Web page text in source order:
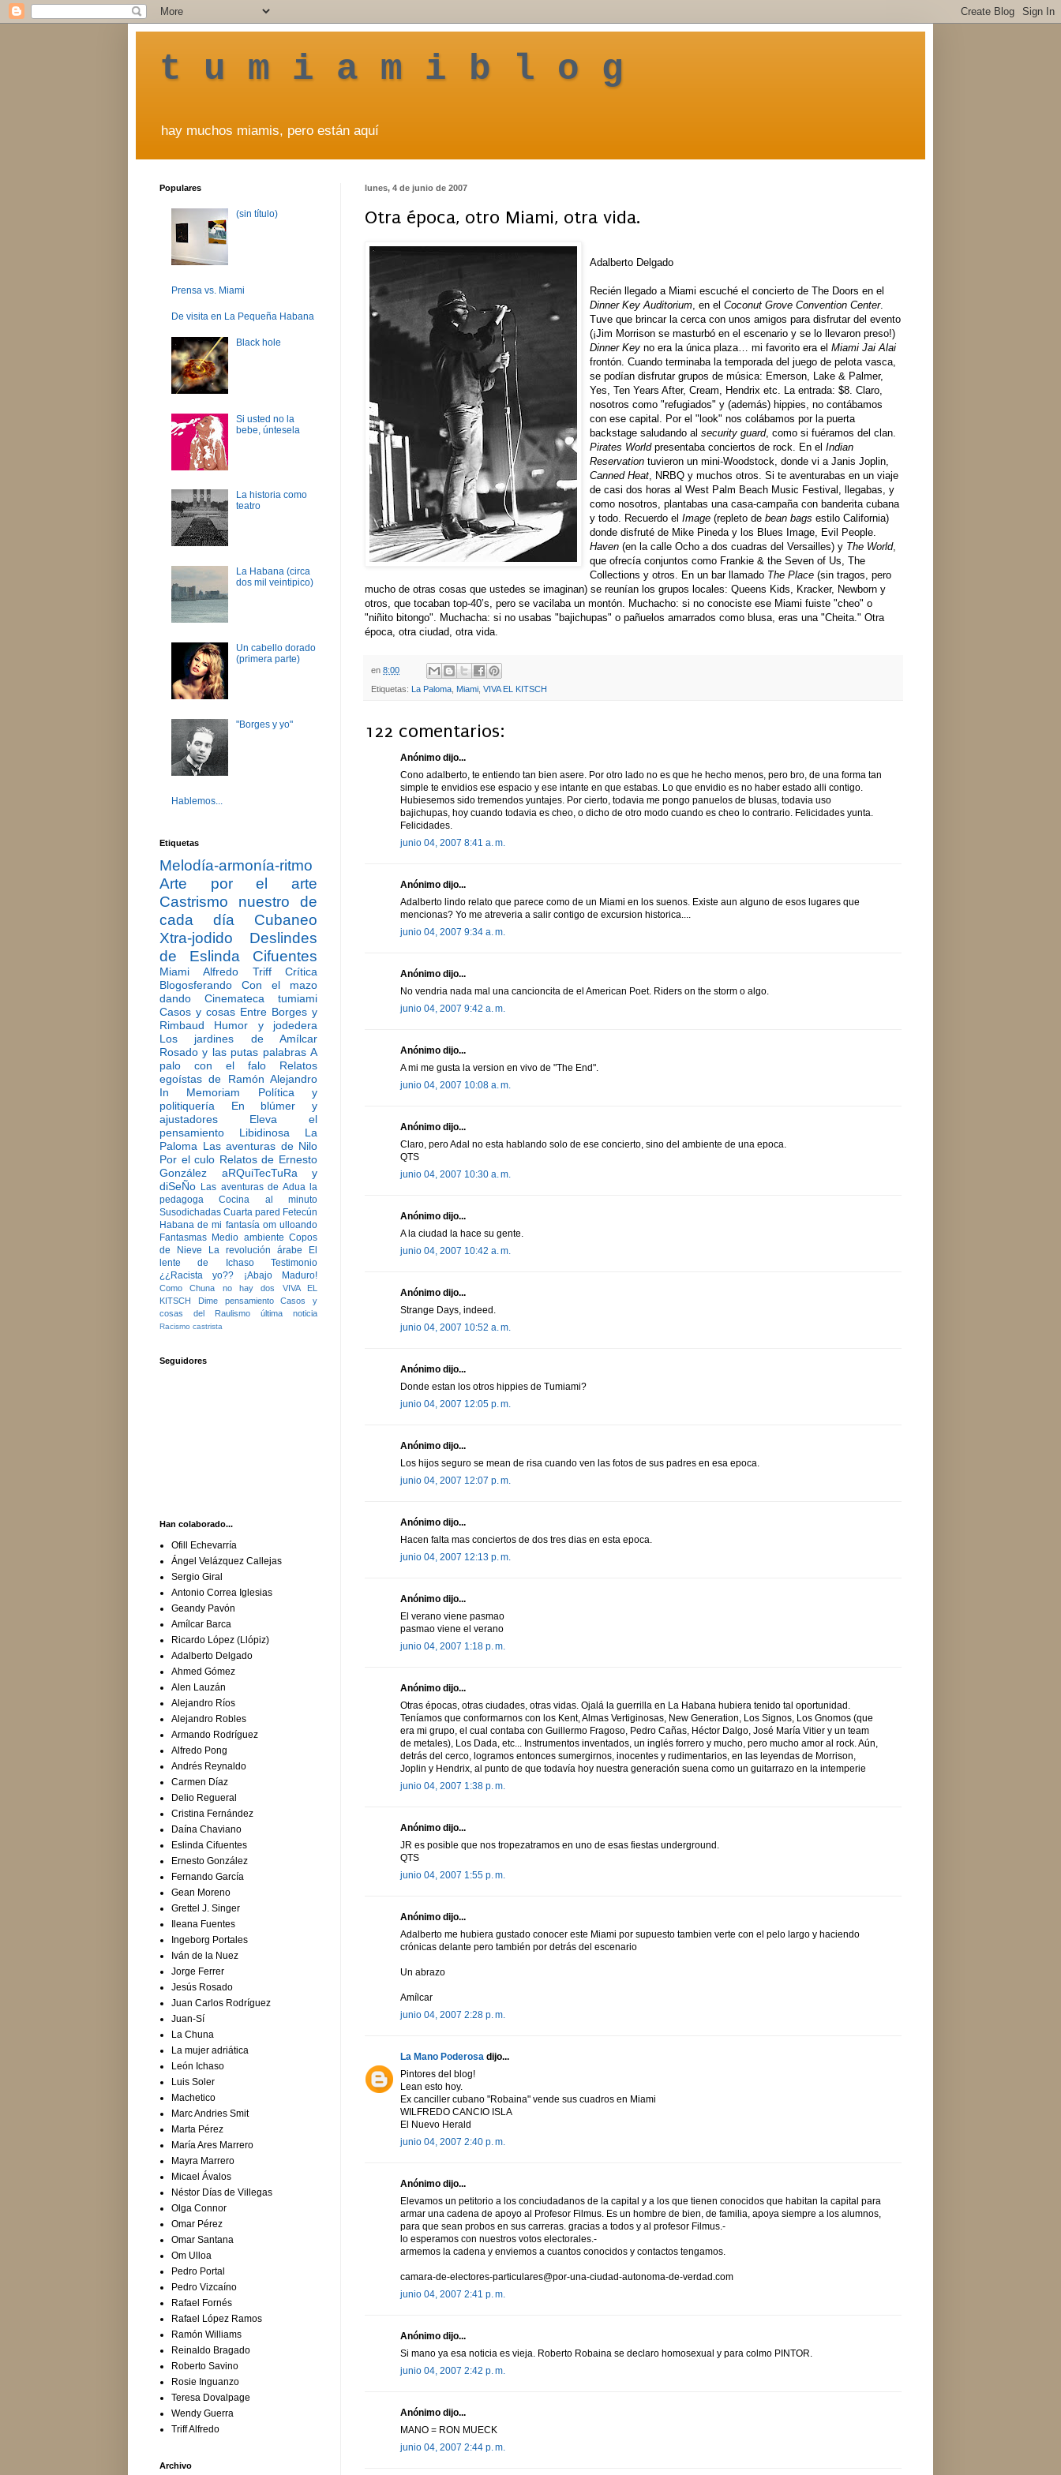
t u m i a m i b l o g
hay muchos miamis, pero están aquí
lunes, 4 de junio de 2007
Otra época, otro Miami, otra vida.
Adalberto Delgado
Recién llegado a Miami escuché el concierto de The Doors en el
Dinner Key Auditorium , en el Coconut Grove Convention Center.
Tuve que brincar la cerca con unos amigos para disfrutar del evento
(¡Jim Morrison se masturbó en el escenario y se lo llevaron preso!)
Dinner Key no era la única plaza… mi favorito era el Miami Jai Alai
frontón. Cuando terminaba la temporada del juego de pelota vasca,
se podían disfrutar grupos de música: Emerson, Lake & Palmer,
Yes, Ten Years After, Cream, Hendrix etc. La entrada: $8. Claro,
nosotros como "refugiados" y (además) hippies, no contábamos
con ese capital. Por el "look" nos colábamos por la puerta
backstage saludando al security guard, como si fuéramos del clan.
Pirates Worldpresentaba conciertos de rock. En el Indian
Reservation tuvieron un mini-Woodstock, donde vi a Janis Joplin,
Canned Heat , NRBQ y muchos otros. Si te aventurabas en un viaje
de casi dos horas al West Palm Beach Music Festival, llegabas, y
como nosotros, plantabas una casa-campaña con banderita cubana
y todo. Recuerdo el Image (repleto de bean bags estilo California)
donde disfruté de Mike Pineda y los Blues Image, Evil People.
Haven (en la calle Ocho a dos cuadras del Versailles) y The World,
que ofrecía conjuntos como Frankie & the Seven of Us, The
Collections y otros. En un bar llamado The Place (sin tragos, pero
mucho de otras cosas que ustedes se imaginan) se reunían los grupos locales: Queens Kids, Kracker, Newborn y
otros, que tocaban top-40’s, pero se vacilaba un montón. Muchacho: si no conociste ese Miami fuiste "cheo" o
"niñito bitongo". Muchacha: si no usabas "bajichupas" o pañuelos amarrados como blusa, eras una "Cheita." Otra
época, otra ciudad, otra vida.
en 8:00
Etiquetas: La Paloma Miami VIVA EL KITSCH
122 comentarios:
Anónimo dijo...
Cono adalberto, te entiendo tan bien asere. Por otro lado no es que he hecho menos, pero bro, de una forma tan
simple te envidios ese espacio y ese intante en que estabas. Lo que envidio es no haber estado alli contigo.
Hubiesemos sido tremendos yuntajes. Por cierto, todavia me pongo panuelos de blusas, todavia uso
bajichupas, hoy cuando todavia es cheo, o dicho de otro modo cuando es cheo lo contrario. Felicidades yunta.
Felicidades.
junio 04, 2007 8:41 a. m.
Anónimo dijo...
Adalberto lindo relato que parece como de un Miami en los suenos. Existe aun alguno de esos lugares que
mencionas? Yo me atreveria a salir contigo de excursion historica....
junio 04, 2007 9:34 a. m.
Anónimo dijo...
No vendria nada mal una cancioncita de el American Poet. Riders on the storm o algo.
junio 04, 2007 9:42 a. m.
Anónimo dijo...
A mi me gusta la version en vivo de "The End".
junio 04, 2007 10:08 a. m.
Anónimo dijo...
Claro, pero Adal no esta hablando solo de ese concierto, sino del ambiente de una epoca.
QTS
junio 04, 2007 10:30 a. m.
Anónimo dijo...
A la ciudad la hace su gente.
junio 04, 2007 10:42 a. m.
Anónimo dijo...
Strange Days, indeed.
junio 04, 2007 10:52 a. m.
Anónimo dijo...
Donde estan los otros hippies de Tumiami?
junio 04, 2007 12:05 p. m.
Anónimo dijo...
Los hijos seguro se mean de risa cuando ven las fotos de sus padres en esa epoca.
junio 04, 2007 12:07 p. m.
Anónimo dijo...
Hacen falta mas conciertos de dos tres dias en esta epoca.
junio 04, 2007 12:13 p. m.
Anónimo dijo...
El verano viene pasmao
pasmao viene el verano
junio 04, 2007 1:18 p. m.
Anónimo dijo...
Otras épocas, otras ciudades, otras vidas. Ojalá la guerrilla en La Habana hubiera tenido tal oportunidad.
Teníamos que conformarnos con los Kent, Almas Vertiginosas, New Generation, Los Signos, Los Gnomos (que
era mi grupo, el cual contaba con Guillermo Fragoso, Pedro Cañas, Héctor Dalgo, José María Vitier y un team
de metales), Los Dada, etc... Instrumentos inventados, un inglés forrero y mucho, pero mucho amor al rock. Aún,
detrás del cerco, logramos entonces sumergirnos, inocentes y rudimentarios, en las leyendas de Morrison,
Joplin y Hendrix, al punto de que todavía hoy nuestra generación suena como un guitarrazo en la intemperie
junio 04, 2007 1:38 p. m.
Anónimo dijo...
JR es posible que nos tropezatramos en uno de esas fiestas underground.
QTS
junio 04, 2007 1:55 p. m.
Anónimo dijo...
Adalberto me hubiera gustado conocer este Miami por supuesto tambien verte con el pelo largo y haciendo
crónicas delante pero también por detrás del escenario
Un abrazo
Amílcar
junio 04, 2007 2:28 p. m.
La Mano Poderosa dijo...
Pintores del blog!
Lean esto hoy.
Ex canciller cubano "Robaina" vende sus cuadros en Miami
WILFREDO CANCIO ISLA
El Nuevo Herald
junio 04, 2007 2:40 p. m.
Anónimo dijo...
Elevamos un petitorio a los conciudadanos de la capital y a los que tienen conocidos que habitan la capital para
armar una cadena de apoyo al Profesor Filmus. Es un hombre de bien, de familia, apoya siempre a los alumnos,
para que sean probos en sus carreras. gracias a todos y al profesor Filmus.-
lo esperamos con nuestros votos electorales.-
armemos la cadena y enviemos a cuantos conocidos y contactos tengamos.
camara-de-electores-particulares@por-una-ciudad-autonoma-de-verdad.com
junio 04, 2007 2:41 p. m.
Anónimo dijo...
Si mano ya esa noticia es vieja. Roberto Robaina se declaro homosexual y para colmo PINTOR.
junio 04, 2007 2:42 p. m.
Anónimo dijo...
MANO = RON MUECK
junio 04, 2007 2:44 p. m.
Populares
(sin título)
Prensa vs. Miami
De visita en La Pequeña Habana
Black hole
Si usted no la
bebe, úntesela
La historia como
teatro
La Habana (circa
dos mil veintipico)
Un cabello dorado
(primera parte)
"Borges y yo"
Hablemos...
Etiquetas
Melodía-armonía-ritmo
Arte por el arte
Castrismo nuestro de
cada día
Cubaneo
Xtra-jodido
Deslindes
de Eslinda Cifuentes
Miami Alfredo Triff
Crítica
Blogosferando
Con el mazo
dando
Cinemateca tumiami
Casos y cosas Entre Borges y
Rimbaud
Humor y jodedera
Los jardines de Amílcar
Rosado y las putas palabras A
palo con el falo
Relatos
egoístas de Ramón Alejandro
In Memoriam
Política y
politiquería
En blúmer y
ajustadores
Eleva el
pensamiento
Libidinosa
La
Paloma Las aventuras de Nilo
Por el culo Relatos de Ernesto
González
aRQuiTecTuRa y
diSeÑo Las aventuras de Adua la
pedagoga
Cocina al minuto
Susodichadas Cuarta pared Fetecún
Habana de mi fantasía om ulloando
Fantasmas Medio ambiente Copos
de Nieve
La revolución árabe
El
lente de Ichaso
Testimonio
¿¿Racista yo??
¡Abajo Maduro!
Como Chuna no hay dos
VIVA EL
KITSCH
Dime pensamiento
Casos y
cosas del Raulismo
última noticia
Racismo castrista
Seguidores
Han colaborado...
Ofill Echevarría
Ángel Velázquez Callejas
Sergio Giral
Antonio Correa Iglesias
Geandy Pavón
Amílcar Barca
Ricardo López (Llópiz)
Adalberto Delgado
Ahmed Gómez
Alen Lauzán
Alejandro Ríos
Alejandro Robles
Armando Rodríguez
Alfredo Pong
Andrés Reynaldo
Carmen Díaz
Delio Regueral
Cristina Fernández
Daína Chaviano
Eslinda Cifuentes
Ernesto González
Fernando García
Gean Moreno
Grettel J. Singer
Ileana Fuentes
Ingeborg Portales
Iván de la Nuez
Jorge Ferrer
Jesús Rosado
Juan Carlos Rodríguez
Juan-Sí
La Chuna
La mujer adriática
León Ichaso
Luis Soler
Machetico
Marc Andries Smit
Marta Pérez
María Ares Marrero
Mayra Marrero
Micael Ávalos
Néstor Días de Villegas
Olga Connor
Omar Pérez
Omar Santana
Om Ulloa
Pedro Portal
Pedro Vizcaíno
Rafael Fornés
Rafael López Ramos
Ramón Williams
Reinaldo Bragado
Roberto Savino
Rosie Inguanzo
Teresa Dovalpage
Wendy Guerra
Triff Alfredo
Archivo